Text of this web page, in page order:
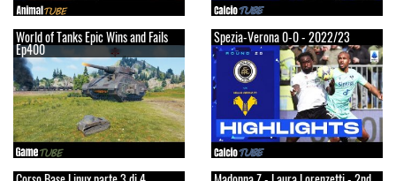
World of Tanks Epic Wins and Fails
Ep400
Spezia-Verona 0-0 - 2022/23